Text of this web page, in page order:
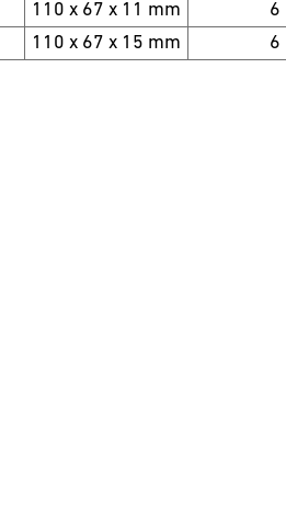
110 x 67 x 11 mm
6
110 x 67 x 15 mm 6